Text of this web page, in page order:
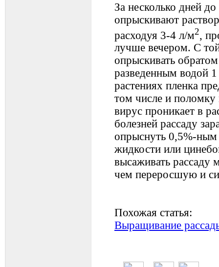
За несколько дней
опрыскивают
расходуя 3-4 л/м2,
лучше вечером. С
опрыскивать
разведенным водой
растениях пленка
том числе и поломку
вирус проникает в
болезней рассаду
опрыснуть 0,5%-ным
жидкости или
высаживать рассаду
чем переросшую и
Похожая статья:
Выращивание